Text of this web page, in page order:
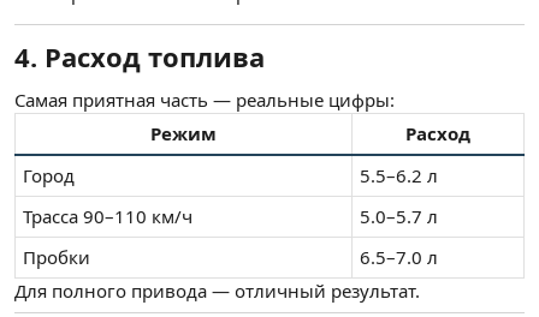
4. Расход топлива
Самая приятная часть — реальные цифры:
Режим
Расход
Город
5.5–6.2 л
Трасса 90–110 км/ч
5.0–5.7 л
Пробки
6.5–7.0 л
Для полного привода — отличный результат.